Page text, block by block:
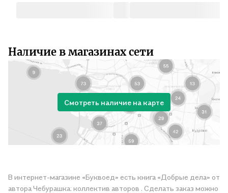
Наличие в магазинах сети
Смотреть наличие на карте
В интернет-магазине «Буквоед» есть книга «Добрые дела» от
автора Чебурашка: коллектив авторов . Сделать заказ можно